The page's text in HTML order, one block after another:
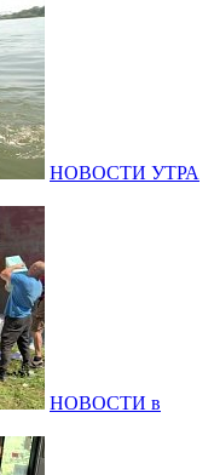
НОВОСТИ УТРА
НОВОСТИ в